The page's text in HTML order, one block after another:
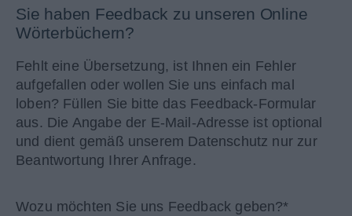
Sie haben Feedback zu unseren Online
Wörterbüchern?
Fehlt eine Übersetzung, ist Ihnen ein Fehler
aufgefallen oder wollen Sie uns einfach mal
loben? Füllen Sie bitte das Feedback-Formular
aus. Die Angabe der E-Mail-Adresse ist optional
und dient gemäß unserem Datenschutz nur zur
Beantwortung Ihrer Anfrage.
Wozu möchten Sie uns Feedback geben?*